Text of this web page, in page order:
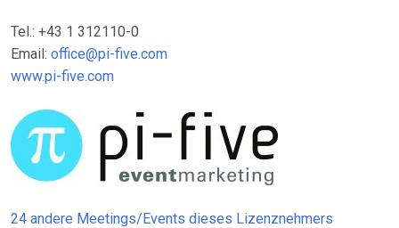
Tel.: +43 1 312110-0
Email: office@pi-five.com
www.pi-five.com
24 andere Meetings/Events dieses Lizenznehmers